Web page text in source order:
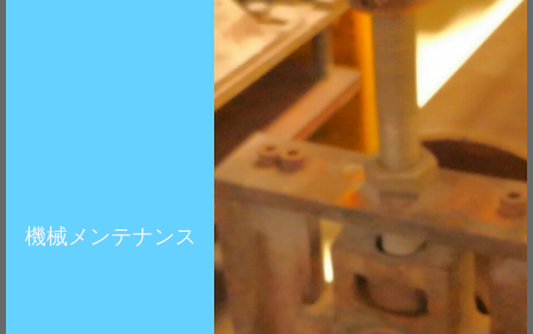
機械メンテナンス